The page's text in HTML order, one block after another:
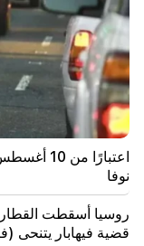
13:03 مهم
إعصار "دولفين"
ضحايا
11:09
استخدم الاتحاد
لفصل الشتاء
11:01
توفي رجل أثناء
سبتة
اعتبارًا
نوفا
روسيا أسقطت
قضية فيهابار يتنحى